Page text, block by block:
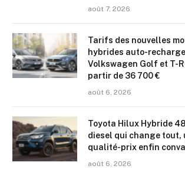
août 7, 2026
Tarifs des nouvelles
hybrides auto-
Volkswagen Golf et T-
partir de 36 700 €
août 6, 2026
Toyota Hilux Hybride
diesel qui change tout,
qualité-prix enfin
août 6, 2026